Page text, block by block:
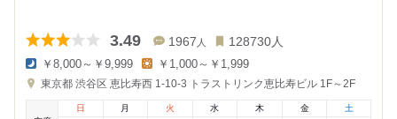
3.49 1967 人 128730人
夜
の
額
￥8,000～￥9,999
昼
の
￥1,000～￥1,999
東京都 渋谷区 恵比寿西 1-10-3 トラストリンク恵比寿ビル 1F～2F
日
月 火 水 木 金 土